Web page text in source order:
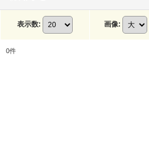
表示数: 画像:
0件